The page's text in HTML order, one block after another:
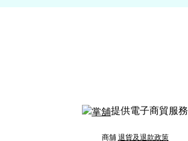
提供電子商貿服務
商舖 退貨及退款政策